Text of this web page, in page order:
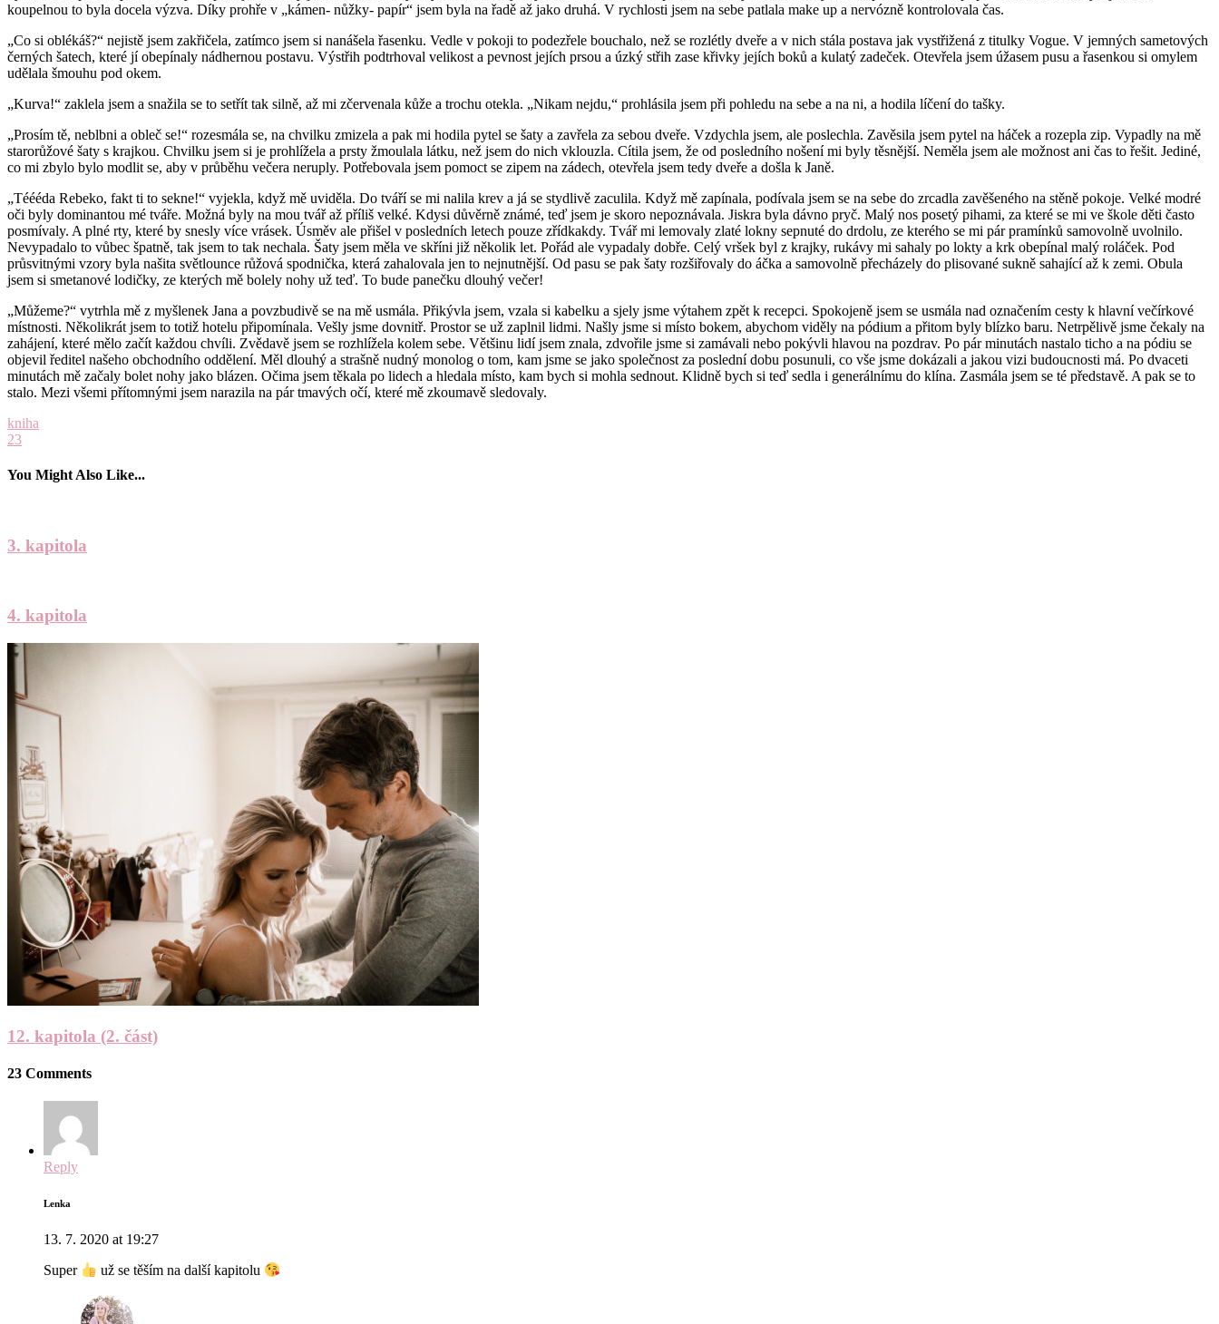
koupelnou to byla docela výzva. Díky prohře v „kámen- nůžky- papír“ jsem byla na řadě až jako druhá. V rychlosti jsem na sebe patlala make up a nervózně kontrolovala čas.
„Co si oblékáš?“ nejistě jsem zakřičela, zatímco jsem si nanášela řasenku. Vedle v pokoji to podezřele bouchalo, než se rozlétly dveře a v nich stála postava jak vystřižená z titulky Vogue. V jemných sametových
černých šatech, které jí obepínaly nádhernou postavu. Výstřih podtrhoval velikost a pevnost jejích prsou a úzký střih zase křivky jejích boků a kulatý zadeček. Otevřela jsem úžasem pusu a řasenkou si omylem
udělala šmouhu pod okem.
„Kurva!“ zaklela jsem a snažila se to setřít tak silně, až mi zčervenala kůže a trochu otekla. „Nikam nejdu,“ prohlásila jsem při pohledu na sebe a na ni, a hodila líčení do tašky.
„Prosím tě, neblbni a obleč se!“ rozesmála se, na chvilku zmizela a pak mi hodila pytel se šaty a zavřela za sebou dveře. Vzdychla jsem, ale poslechla. Zavěsila jsem pytel na háček a rozepla zip. Vypadly na mě
starorůžové šaty s krajkou. Chvilku jsem si je prohlížela a prsty žmoulala látku, než jsem do nich vklouzla. Cítila jsem, že od posledního nošení mi byly těsnější. Neměla jsem ale možnost ani čas to řešit. Jediné,
co mi zbylo bylo modlit se, aby v průběhu večera neruply. Potřebovala jsem pomoct se zipem na zádech, otevřela jsem tedy dveře a došla k Janě.
„Téééda Rebeko, fakt ti to sekne!“ vyjekla, když mě uviděla. Do tváří se mi nalila krev a já se stydlivě zaculila. Když mě zapínala, podívala jsem se na sebe do zrcadla zavěšeného na stěně pokoje. Velké modré
oči byly dominantou mé tváře. Možná byly na mou tvář až příliš velké. Kdysi důvěrně známé, teď jsem je skoro nepoznávala. Jiskra byla dávno pryč. Malý nos posetý pihami, za které se mi ve škole děti často
posmívaly. A plné rty, které by snesly více vrásek. Úsměv ale přišel v posledních letech pouze zřídkakdy. Tvář mi lemovaly zlaté lokny sepnuté do drdolu, ze kterého se mi pár pramínků samovolně uvolnilo.
Nevypadalo to vůbec špatně, tak jsem to tak nechala. Šaty jsem měla ve skříni již několik let. Pořád ale vypadaly dobře. Celý vršek byl z krajky, rukávy mi sahaly po lokty a krk obepínal malý roláček. Pod
průsvitnými vzory byla našita světlounce růžová spodnička, která zahalovala jen to nejnutnější. Od pasu se pak šaty rozšiřovaly do áčka a samovolně přecházely do plisované sukně sahající až k zemi. Obula
jsem si smetanové lodičky, ze kterých mě bolely nohy už teď. To bude panečku dlouhý večer!
„Můžeme?“ vytrhla mě z myšlenek Jana a povzbudivě se na mě usmála. Přikývla jsem, vzala si kabelku a sjely jsme výtahem zpět k recepci. Spokojeně jsem se usmála nad označením cesty k hlavní večírkové
místnosti. Několikrát jsem to totiž hotelu připomínala. Vešly jsme dovnitř. Prostor se už zaplnil lidmi. Našly jsme si místo bokem, abychom viděly na pódium a přitom byly blízko baru. Netrpělivě jsme čekaly na
zahájení, které mělo začít každou chvíli. Zvědavě jsem se rozhlížela kolem sebe. Většinu lidí jsem znala, zdvořile jsme si zamávali nebo pokývli hlavou na pozdrav. Po pár minutách nastalo ticho a na pódiu se
objevil ředitel našeho obchodního oddělení. Měl dlouhý a strašně nudný monolog o tom, kam jsme se jako společnost za poslední dobu posunuli, co vše jsme dokázali a jakou vizi budoucnosti má. Po dvaceti
minutách mě začaly bolet nohy jako blázen. Očima jsem těkala po lidech a hledala místo, kam bych si mohla sednout. Klidně bych si teď sedla i generálnímu do klína. Zasmála jsem se té představě. A pak se to
stalo. Mezi všemi přítomnými jsem narazila na pár tmavých očí, které mě zkoumavě sledovaly.
kniha
23
You Might Also Like...
3. kapitola
4. kapitola
12. kapitola (2. část)
23 Comments
Reply
Lenka
13. 7. 2020 at 19:27
Super už se těším na další kapitolu